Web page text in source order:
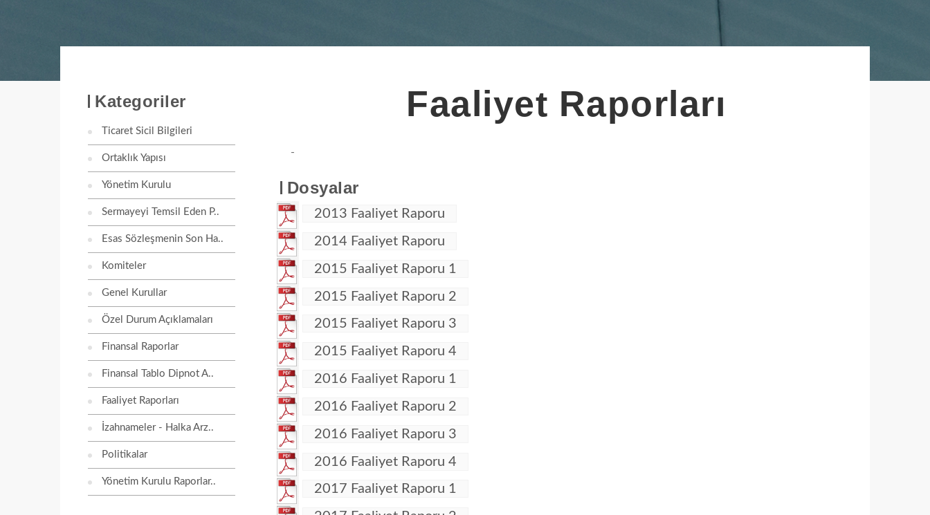
Kategoriler
Ticaret Sicil Bilgileri
Ortaklık Yapısı
Yönetim Kurulu
Sermayeyi Temsil Eden P..
Esas Sözleşmenin Son Ha..
Komiteler
Genel Kurullar
Özel Durum Açıklamaları
Finansal Raporlar
Finansal Tablo Dipnot A..
Faaliyet Raporları
İzahnameler - Halka Arz..
Politikalar
Yönetim Kurulu Raporlar..
Faaliyet Raporları
-
Dosyalar
2013 Faaliyet Raporu
2014 Faaliyet Raporu
2015 Faaliyet Raporu 1
2015 Faaliyet Raporu 2
2015 Faaliyet Raporu 3
2015 Faaliyet Raporu 4
2016 Faaliyet Raporu 1
2016 Faaliyet Raporu 2
2016 Faaliyet Raporu 3
2016 Faaliyet Raporu 4
2017 Faaliyet Raporu 1